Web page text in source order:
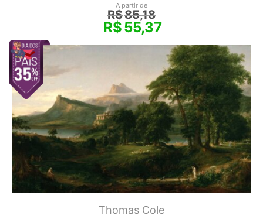
A partir de
R$85,18
R$55,37
Thomas Cole